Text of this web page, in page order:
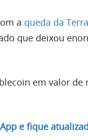
a queda da
que deixou
em valor de
e fique